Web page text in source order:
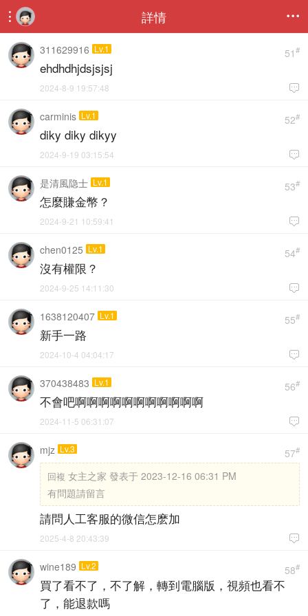
 詳情 
51#
311629916 Lv.1
ehdhdhjdsjsjsj

2024-8-9 19:57:48
52#
carminis Lv.1
diky diky dikyy

2024-9-19 03:15:54
53#
是清風隐士 Lv.1
怎麼賺金幣？

2024-9-21 10:59:41
54#
chen0125 Lv.1
沒有權限？

2024-9-25 14:11:30
55#
1638120407 Lv.1
新手一路

2024-10-4 04:04:17
56#
370438483 Lv.1
不會吧啊啊啊啊啊啊啊啊啊啊啊

2024-11-5 06:31:07
57#
mjz Lv.3
回複 女主之家 發表于 2023-12-16 06:31 PM
有問題請留言
請問人工客服的微信怎麽加

2025-4-8 20:43:39
58#
wine189 Lv.2
買了看不了，不了解，轉到電腦版，視頻也看不
了，能退款嗎